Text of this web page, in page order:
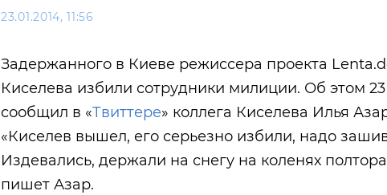
23.01.2014, 11:56
Задержанного в Киеве режиссера проекта
Киселева избили сотрудники милиции. Об этом
сообщил в «Твиттере» коллега Киселева Илья
«Киселев вышел, его серьезно избили, надо
Издевались, держали на снегу на коленях
пишет Азар.